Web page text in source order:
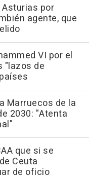
por
agente, que
VI por el
"lazos de
Marruecos de la
2030: "Atenta
que si se
Ceuta
de oficio